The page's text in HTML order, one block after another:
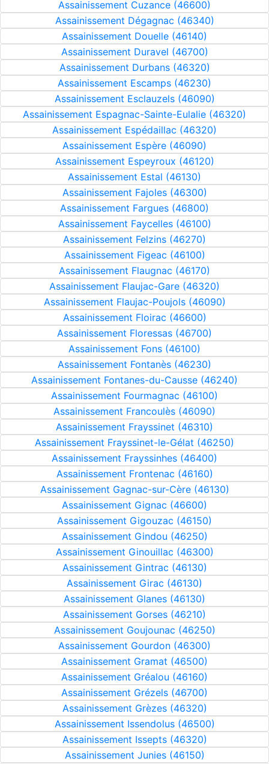
Assainissement Cuzance (46600)
Assainissement Dégagnac (46340)
Assainissement Douelle (46140)
Assainissement Duravel (46700)
Assainissement Durbans (46320)
Assainissement Escamps (46230)
Assainissement Esclauzels (46090)
Assainissement Espagnac-Sainte-Eulalie (46320)
Assainissement Espédaillac (46320)
Assainissement Espère (46090)
Assainissement Espeyroux (46120)
Assainissement Estal (46130)
Assainissement Fajoles (46300)
Assainissement Fargues (46800)
Assainissement Faycelles (46100)
Assainissement Felzins (46270)
Assainissement Figeac (46100)
Assainissement Flaugnac (46170)
Assainissement Flaujac-Gare (46320)
Assainissement Flaujac-Poujols (46090)
Assainissement Floirac (46600)
Assainissement Floressas (46700)
Assainissement Fons (46100)
Assainissement Fontanès (46230)
Assainissement Fontanes-du-Causse (46240)
Assainissement Fourmagnac (46100)
Assainissement Francoulès (46090)
Assainissement Frayssinet (46310)
Assainissement Frayssinet-le-Gélat (46250)
Assainissement Frayssinhes (46400)
Assainissement Frontenac (46160)
Assainissement Gagnac-sur-Cère (46130)
Assainissement Gignac (46600)
Assainissement Gigouzac (46150)
Assainissement Gindou (46250)
Assainissement Ginouillac (46300)
Assainissement Gintrac (46130)
Assainissement Girac (46130)
Assainissement Glanes (46130)
Assainissement Gorses (46210)
Assainissement Goujounac (46250)
Assainissement Gourdon (46300)
Assainissement Gramat (46500)
Assainissement Gréalou (46160)
Assainissement Grézels (46700)
Assainissement Grèzes (46320)
Assainissement Issendolus (46500)
Assainissement Issepts (46320)
Assainissement Junies (46150)